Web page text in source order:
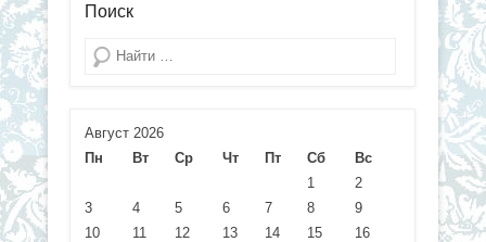
Поиск
Поиск
Август 2026
Пн
Вт Ср Чт Пт Сб
Вс
1
2
3
4 5 6 7 8
9
10
11 12 13 14 15
16